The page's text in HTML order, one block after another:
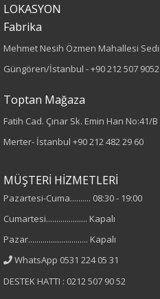
Düz
Kumaş
Yaka Tipi
Düz Yaka
Cinsiyet
Kol Tipi
LOKASYON
Fabrika
Mehmet Nesih Özmen Mahallesi
Güngören/İstanbul -+90 212 507 9052
Toptan Mağaza
Fatih Cad. Çınar Sk. Emin Han No:41/B
Merter- İstanbul +90 212 482 29 60
MÜŞTERİ HİZMETLERİ
Pazartesi-Cuma.......... 08:30 - 19:00
Cumartesi.................... Kapalı
Pazar............................. Kapalı
WhatsApp 0531 224 05 31
DESTEK HATTI : 0212 507 90 52